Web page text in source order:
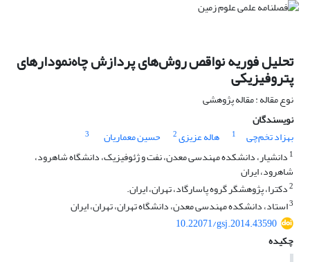
تحلیل فوریه نواقص روش‌های پردازش چاه‌نمودارهای
پتروفیزیکی
نوع مقاله : مقاله پژوهشی
نویسندگان
بهزاد تخم‌چی
1 هاله عزیزی2 حسین معماریان
3
1 دانشیار، دانشکده مهندسی معدن، نفت و ژئوفیزیک، دانشگاه شاهرود،
شاهرود، ایران
2دکترا، پژوهشگر گروه پاسارگاد، تهران، ایران.
3استاد، دانشکده مهندسی معدن، دانشگاه تهران، تهران، ایران
10.22071/gsj.2014.43590
چکیده